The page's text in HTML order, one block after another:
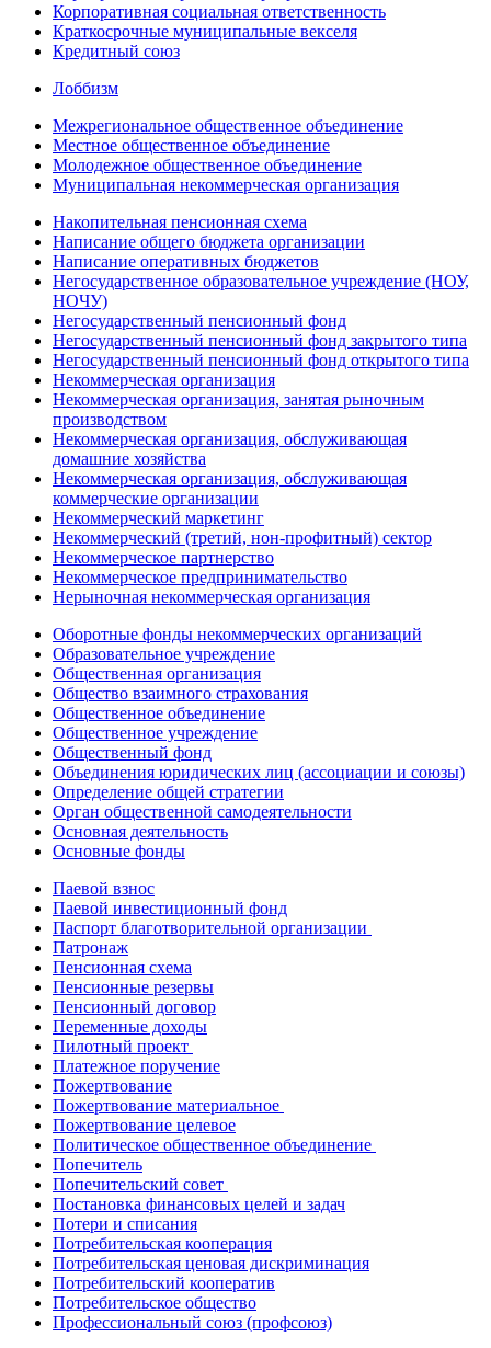
Корпоративная социальная ответственность
Краткосрочные муниципальные векселя
Кредитный союз
Лоббизм
Межрегиональное общественное объединение
Местное общественное объединение
Молодежное общественное объединение
Муниципальная некоммерческая организация
Накопительная пенсионная схема
Написание общего бюджета организации
Написание оперативных бюджетов
Негосударственное образовательное учреждение (НОУ,
НОЧУ)
Негосударственный пенсионный фонд
Негосударственный пенсионный фонд закрытого типа
Негосударственный пенсионный фонд открытого типа
Некоммерческая организация
Некоммерческая организация, занятая рыночным
производством
Некоммерческая организация, обслуживающая
домашние хозяйства
Некоммерческая организация, обслуживающая
коммерческие организации
Некоммерческий маркетинг
Некоммерческий (третий, нон-профитный) сектор
Некоммерческое партнерство
Некоммерческое предпринимательство
Нерыночная некоммерческая организация
Оборотные фонды некоммерческих организаций
Образовательное учреждение
Общественная организация
Общество взаимного страхования
Общественное объединение
Общественное учреждение
Общественный фонд
Объединения юридических лиц (ассоциации и союзы)
Определение общей стратегии
Орган общественной самодеятельности
Основная деятельность
Основные фонды
Паевой взнос
Паевой инвестиционный фонд
Паспорт благотворительной организации
Патронаж
Пенсионная схема
Пенсионные резервы
Пенсионный договор
Переменные доходы
Пилотный проект
Платежное поручение
Пожертвование
Пожертвование материальное
Пожертвование целевое
Политическое общественное объединение
Попечитель
Попечительский совет
Постановка финансовых целей и задач
Потери и списания
Потребительская кооперация
Потребительская ценовая дискриминация
Потребительский кооператив
Потребительское общество
Профессиональный союз (профсоюз)